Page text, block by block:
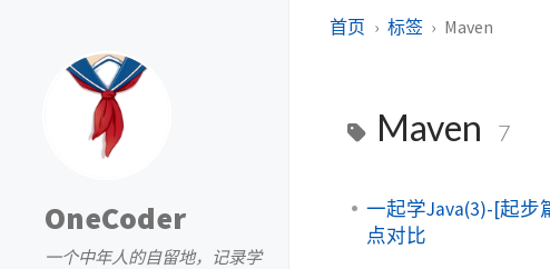
OneCoder
一个中年人的自留地，记录学
首页 标签 Maven
Maven 7
一起学Java(3)-[起步
点对比